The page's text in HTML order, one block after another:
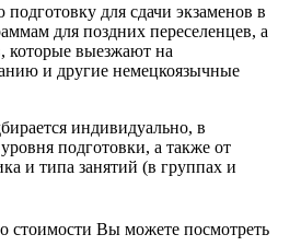
для сдачи экзаменов в
для поздних переселенцев, а
которые выезжают на
и другие немецкоязычные
индивидуально, в
подготовки, а также от
и типа занятий (в группах и
стоимости Вы можете посмотреть